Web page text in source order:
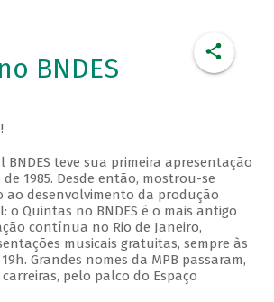
BNDES
BNDES teve sua primeira apresentação
1985. Desde então, mostrou-se
ao desenvolvimento da produção
Quintas no BNDES é o mais antigo
contínua no Rio de Janeiro,
musicais gratuitas, sempre às
Grandes nomes da MPB passaram,
pelo palco do Espaço